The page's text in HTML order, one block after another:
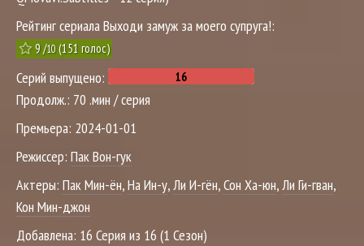
Рейтинг сериала Выходи замуж за моего супруга!:
9/10(151 голос)
Серий выпущено:
Продолж.: 70 .мин / серия
Премьера: 2024-01-01
Режиссер: Пак Вон-гук
Актеры: Пак Мин-ён,На Ин-у,Ли И-гён,Сон Ха-юн,Ли Ги-гван,
Кон Мин-джон
Добавлена: 16 Серия из 16 (1 Сезон)